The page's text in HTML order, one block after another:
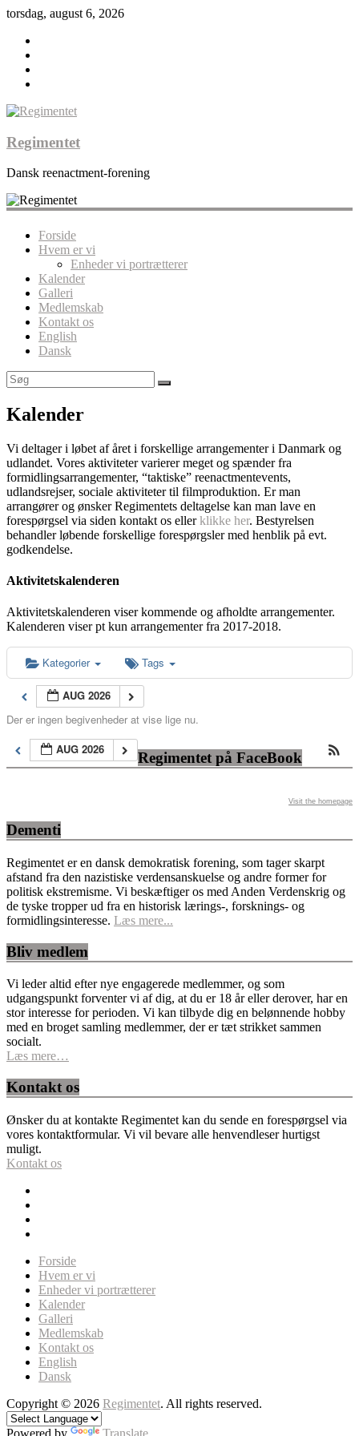
torsdag, august 6, 2026
Regimentet
Dansk reenactment-forening
Forside
Hvem er vi
Enheder vi portrætterer
Kalender
Galleri
Medlemskab
Kontakt os
English
Dansk
Kalender
Vi deltager i løbet af året i forskellige arrangementer i Danmark og
udlandet. Vores aktiviteter varierer meget og spænder fra
formidlingsarrangementer, “taktiske” reenactmentevents,
udlandsrejser, sociale aktiviteter til filmproduktion. Er man
arrangører og ønsker Regimentets deltagelse kan man lave en
forespørgsel via siden kontakt os ellerklikke her. Bestyrelsen
behandler løbende forskellige forespørgsler med henblik på evt.
godkendelse.
Aktivitetskalenderen
Aktivitetskalenderen viser kommende og afholdte arrangementer.
Kalenderen viser pt kun arrangementer fra 2017-2018.
Kategorier Tags
AUG 2026
Der er ingen begivenheder at vise lige nu.
AUG 2026
Regimentet på FaceBook
Visit the homepage
Dementi
Regimentet er en dansk demokratisk forening, som tager skarpt
afstand fra den nazistiske verdensanskuelse og andre former for
politisk ekstremisme. Vi beskæftiger os med Anden Verdenskrig og
de tyske tropper ud fra en historisk lærings-, forsknings- og
formidlingsinteresse. Læs mere...
Bliv medlem
Vi leder altid efter nye engagerede medlemmer, og som
udgangspunkt forventer vi af dig, at du er 18 år eller derover, har en
stor interesse for perioden. Vi kan tilbyde dig en belønnende hobby
med en broget samling medlemmer, der er tæt strikket sammen
socialt.
Læs mere…
Kontakt os
Ønsker du at kontakte Regimentet kan du sende en forespørgsel via
vores kontaktformular. Vi vil bevare alle henvendleser hurtigst
muligt.
Kontakt os
Forside
Hvem er vi
Enheder vi portrætterer
Kalender
Galleri
Medlemskab
Kontakt os
English
Dansk
Copyright © 2026 Regimentet. All rights reserved.
Powered by Translate